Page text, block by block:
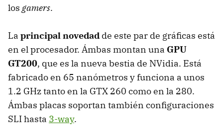
los gamers.
La principal novedad de este par de gráficas está
en el procesador. Ámbas montan una GPU
GT200, que es la nueva bestia de NVidia. Está
fabricado en 65 nanómetros y funciona a unos
1.2 GHz tanto en la GTX 260 como en la 280.
Ámbas placas soportan también configuraciones
SLI hasta 3-way.